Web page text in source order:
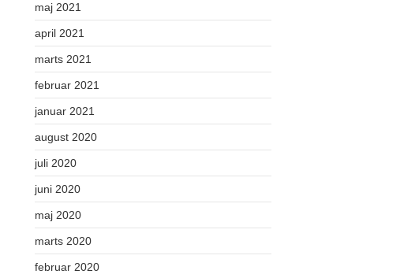
maj 2021
april 2021
marts 2021
februar 2021
januar 2021
august 2020
juli 2020
juni 2020
maj 2020
marts 2020
februar 2020